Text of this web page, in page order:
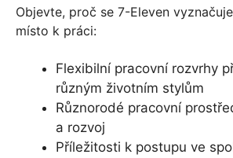
Objevte, proč se 7-Eleven
místo k práci:
Flexibilní pracovní rozvrhy
různým životním stylům
Různorodé pracovní
a rozvoj
Příležitosti k postupu ve